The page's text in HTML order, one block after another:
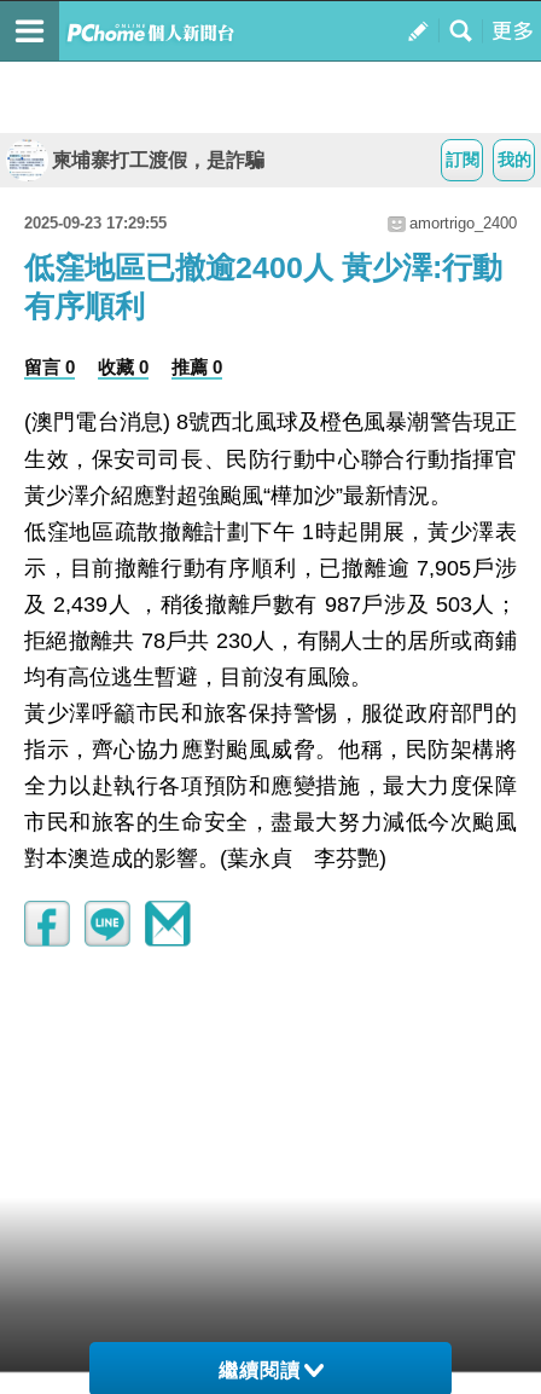
我的
訂閱
柬埔寨打工渡假，是詐騙
2025-09-23 17:29:55 amortrigo_2400
低窪地區已撤逾2400人 黃少澤:行動
有序順利
留言 0 收藏 0 推薦 0
(澳門電台消息) 8號西北風球及橙色風暴潮警告現正
生效，保安司司長、民防行動中心聯合行動指揮官
黃少澤介紹應對超強颱風“樺加沙”最新情況。
低窪地區疏散撤離計劃下午 1時起開展，黃少澤表
示，目前撤離行動有序順利，已撤離逾 7,905戶涉
及 2,439人 ，稍後撤離戶數有 987戶涉及 503人；
拒絕撤離共 78戶共 230人，有關人士的居所或商鋪
均有高位逃生暫避，目前沒有風險。
黃少澤呼籲市民和旅客保持警惕，服從政府部門的
指示，齊心協力應對颱風威脅。他稱，民防架構將
全力以赴執行各項預防和應變措施，最大力度保障
市民和旅客的生命安全，盡最大努力減低今次颱風
對本澳造成的影響。(葉永貞 李芬艷)
繼續閱讀